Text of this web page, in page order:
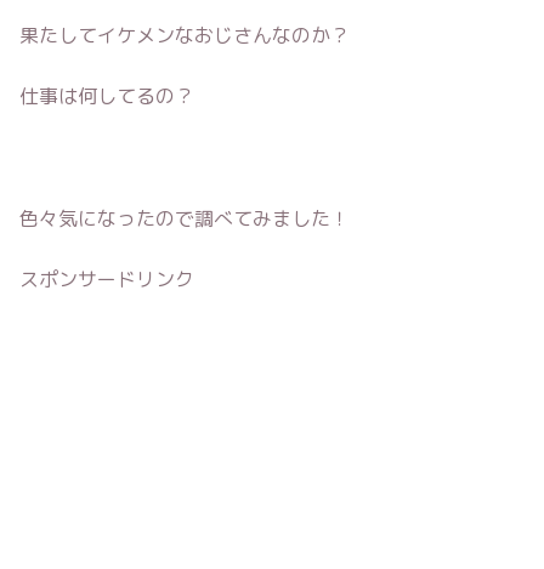
果たしてイケメンなおじさんなのか？
仕事は何してるの？
色々気になったので調べてみました！
スポンサードリンク